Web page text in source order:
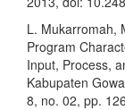
L. Mukarromah,
Program
Input, Process,
Kabupaten
8, no. 02, pp.